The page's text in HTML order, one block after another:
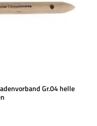
Gr.04 helle